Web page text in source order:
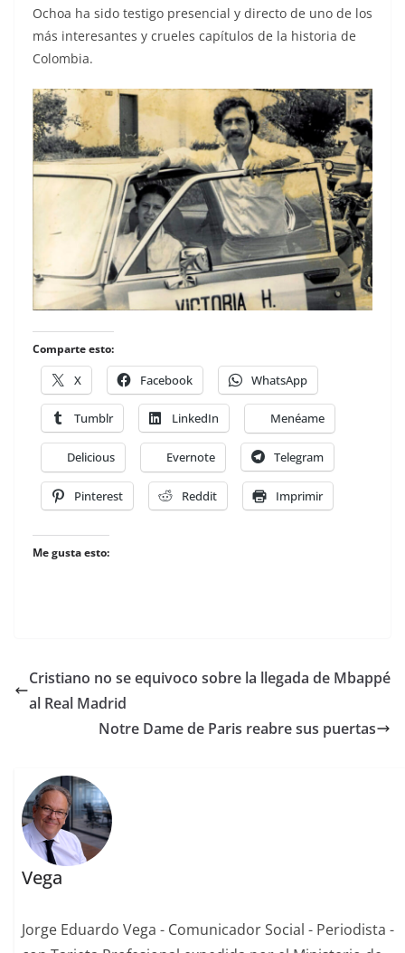
Ochoa ha sido testigo presencial y directo de uno de los
más interesantes y crueles capítulos de la historia de
Colombia.
Comparte esto:
X Facebook WhatsApp
Tumblr LinkedIn Menéame
Delicious Evernote Telegram
Pinterest Reddit Imprimir
Me gusta esto:
Cristiano no se equivoco sobre la llegada de Mbappé
al Real Madrid
Notre Dame de Paris reabre sus puertas
Vega
Jorge Eduardo Vega - Comunicador Social - Periodista -